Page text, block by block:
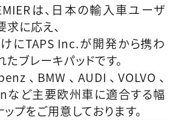
は、日本の輸入車ユーザ
に応え、
にTAPS Inc.が開発から携わ
ブレーキパッドです。
、BMW、AUDI、VOLVO、
ど主要欧州車に適合する幅
プをご用意しております。